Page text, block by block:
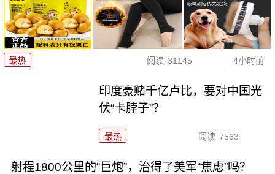
最热 阅读 31145 4小时前
印度豪赌千亿卢比，要对中国光
伏“卡脖子”？
最热 阅读 7563
射程1800公里的“巨炮”，治得了美军“焦虑”吗？